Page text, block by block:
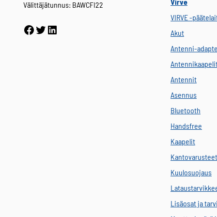
Välittäjätunnus: BAWCFI22
VIRVE -
Akut
Antenni-
Antennit
Asennus
Bluetooth
Handsfree
Kaapelit
Kantovarusteet
Kuulosuojaus
Lisäosat ja